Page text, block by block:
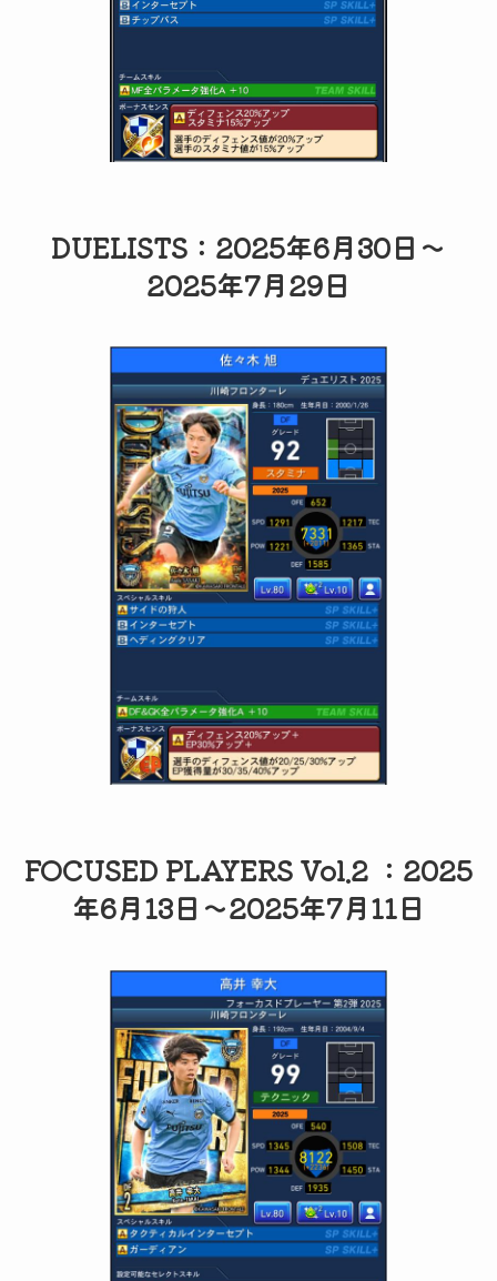
DUELISTS：2025年6月30日～
2025年7月29日
FOCUSED PLAYERS Vol.2 ：2025
年6月13日～2025年7月11日